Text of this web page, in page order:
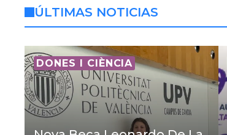
ÚLTIMAS NOTICIAS
DONES I CIÈNCIA